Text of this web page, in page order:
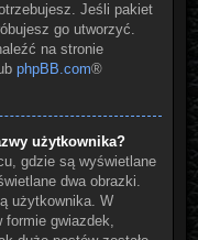
Jeśli pakiet
go utworzyć.
na stronie
phpBB.com®
użytkownika?
gdzie są wyświetlane
dwa obrazki.
użytkownika. W
gwiazdek,